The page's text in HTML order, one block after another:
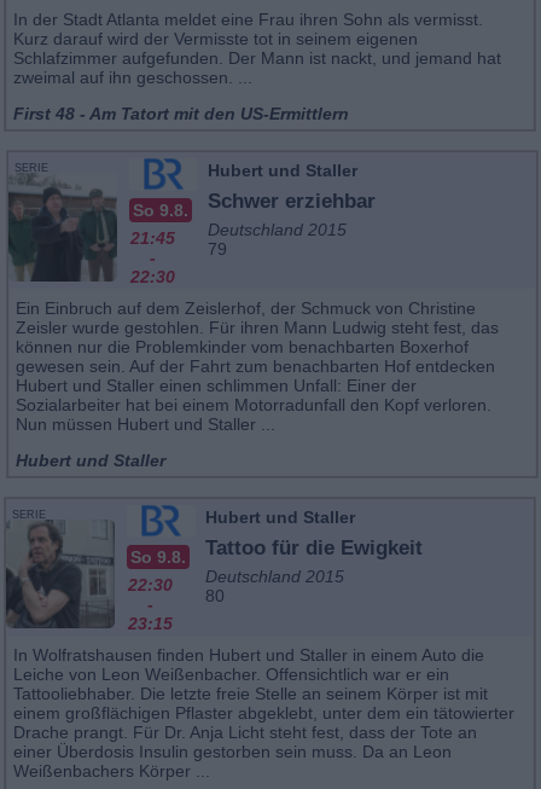
In der Stadt Atlanta meldet eine Frau ihren Sohn als vermisst.
Kurz darauf wird der Vermisste tot in seinem eigenen
Schlafzimmer aufgefunden. Der Mann ist nackt, und jemand hat
zweimal auf ihn geschossen. ...
First 48 - Am Tatort mit den US-Ermittlern
SERIE
So 9.8.
21:45
-
22:30
Hubert und Staller
Schwer erziehbar
Deutschland 2015
79
Ein Einbruch auf dem Zeislerhof, der Schmuck von Christine
Zeisler wurde gestohlen. Für ihren Mann Ludwig steht fest, das
können nur die Problemkinder vom benachbarten Boxerhof
gewesen sein. Auf der Fahrt zum benachbarten Hof entdecken
Hubert und Staller einen schlimmen Unfall: Einer der
Sozialarbeiter hat bei einem Motorradunfall den Kopf verloren.
Nun müssen Hubert und Staller ...
Hubert und Staller
SERIE
So 9.8.
22:30
-
23:15
Hubert und Staller
Tattoo für die Ewigkeit
Deutschland 2015
80
In Wolfratshausen finden Hubert und Staller in einem Auto die
Leiche von Leon Weißenbacher. Offensichtlich war er ein
Tattooliebhaber. Die letzte freie Stelle an seinem Körper ist mit
einem großflächigen Pflaster abgeklebt, unter dem ein tätowierter
Drache prangt. Für Dr. Anja Licht steht fest, dass der Tote an
einer Überdosis Insulin gestorben sein muss. Da an Leon
Weißenbachers Körper ...